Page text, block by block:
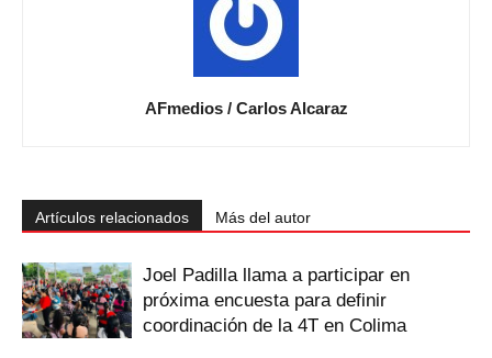
AFmedios / Carlos Alcaraz
Artículos relacionados Más del autor
Joel Padilla llama a participar en
próxima encuesta para definir
coordinación de la 4T en Colima